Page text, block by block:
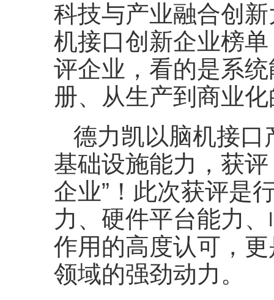
科技与产业融合创
机接口创新企业榜
评企业，看的是系
册、从生产到商业
德力凯以脑机接口
基础设施能力，获
企业”！此次获评是
力、硬件平台能力
作用的高度认可，
领域的强劲动力。